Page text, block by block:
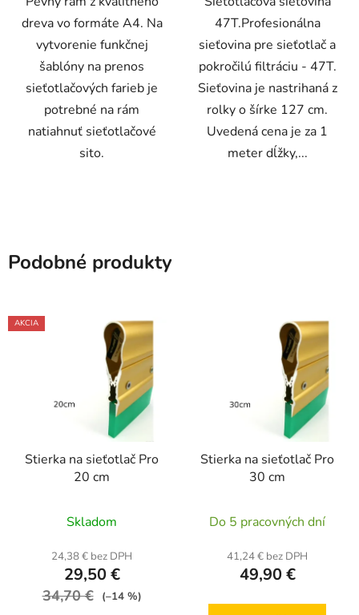
dreva vo formáte A4. Na
vytvorenie funkčnej
šablóny na prenos
sieťotlačových farieb je
potrebné na rám
natiahnuť sieťotlačové
sito.
47T.Profesionálna
sieťovina pre sieťotlač a
pokročilú filtráciu - 47T.
Sieťovina je nastrihaná z
rolky o šírke 127 cm.
Uvedená cena je za 1
meter dĺžky,...
Podobné produkty
AKCIA
Stierka na sieťotlač Pro
20 cm
Skladom
24,38 € bez DPH
29,50 €
34,70 € (–14 %)
Stierka na sieťotlač Pro
30 cm
Do 5 pracovných dní
41,24 € bez DPH
49,90 €